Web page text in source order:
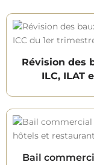
Révision des
ILC, ILAT
Bail